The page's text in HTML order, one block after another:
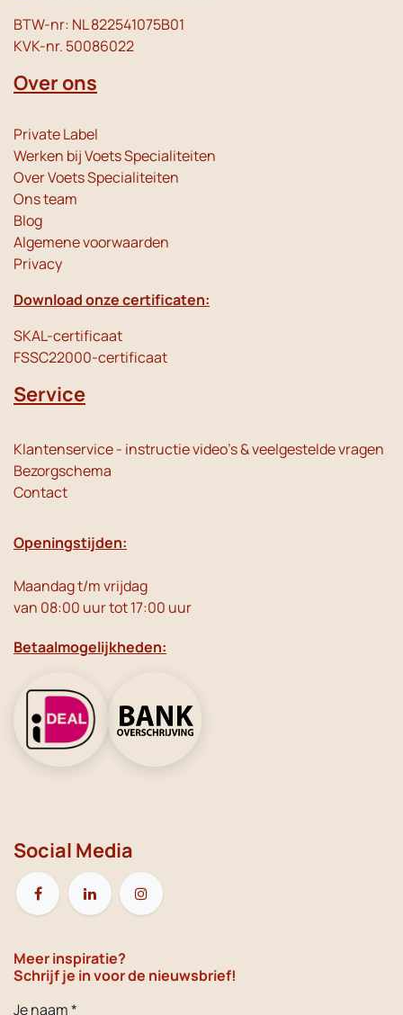
BTW-nr: NL 822541075B01
KVK-nr. 50086022
Over ons
Private Label
Werken bij Voets Specialiteiten
Over Voets Specialiteiten
Ons team
Blog
Algemene voorwaarden
Privacy
Download onze certificaten:
SKAL-certificaat
FSSC22000-certificaat
Service
Klantenservice - instructie video's & veelgestelde vragen
Bezorgschema
Contact
Openingstijden:
Maandag t/m vrijdag
van 08:00 uur tot 17:00 uur
Betaalmogelijkheden:
Social Media
Meer inspiratie?
Schrijf je in voor de nieuwsbrief!
Je naam *